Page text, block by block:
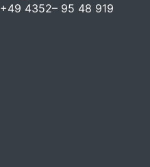
+49 4352– 95 48 919